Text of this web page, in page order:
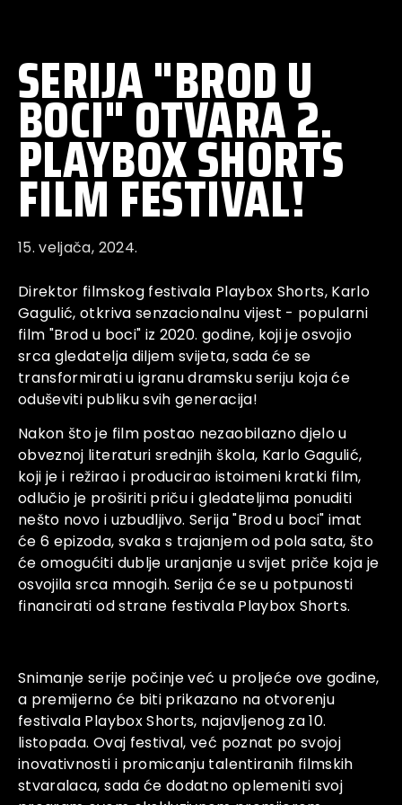
SERIJA "BROD U
BOCI" OTVARA 2.
PLAYBOX SHORTS
FILM FESTIVAL!
15. veljača, 2024.
Direktor filmskog festivala Playbox Shorts, Karlo
Gagulić, otkriva senzacionalnu vijest - popularni
film "Brod u boci" iz 2020. godine, koji je osvojio
srca gledatelja diljem svijeta, sada će se
transformirati u igranu dramsku seriju koja će
oduševiti publiku svih generacija!
Nakon što je film postao nezaobilazno djelo u
obveznoj literaturi srednjih škola, Karlo Gagulić,
koji je i režirao i producirao istoimeni kratki film,
odlučio je proširiti priču i gledateljima ponuditi
nešto novo i uzbudljivo. Serija "Brod u boci" imat
će 6 epizoda, svaka s trajanjem od pola sata, što
će omogućiti dublje uranjanje u svijet priče koja je
osvojila srca mnogih. Serija će se u potpunosti
financirati od strane festivala Playbox Shorts.
Snimanje serije počinje već u proljeće ove godine,
a premijerno će biti prikazano na otvorenju
festivala Playbox Shorts, najavljenog za 10.
listopada. Ovaj festival, već poznat po svojoj
inovativnosti i promicanju talentiranih filmskih
stvaralaca, sada će dodatno oplemeniti svoj